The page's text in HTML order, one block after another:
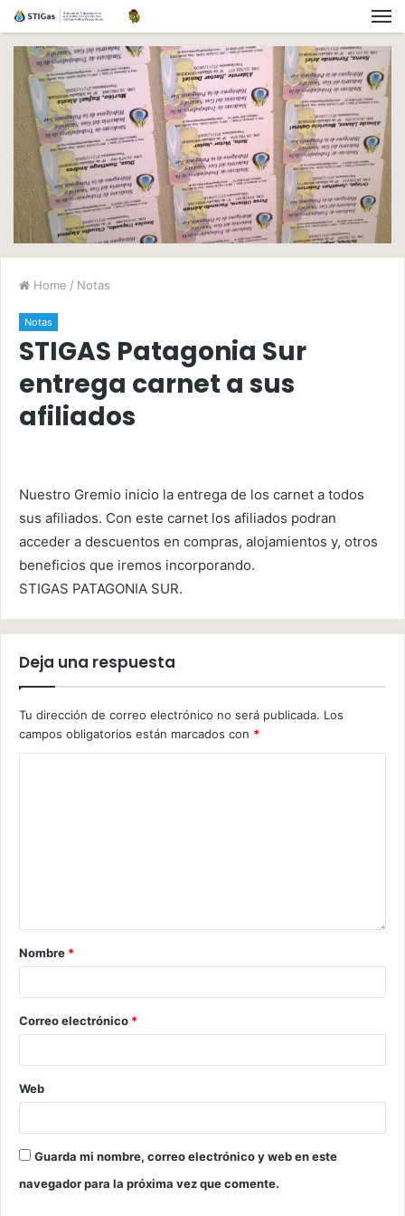
Home / Notas
Notas
STIGAS Patagonia Sur
entrega carnet a sus
afiliados
Nuestro Gremio inicio la entrega de los carnet a todos
sus afiliados. Con este carnet los afiliados podran
acceder a descuentos en compras, alojamientos y, otros
beneficios que iremos incorporando.
STIGAS PATAGONIA SUR.
Deja una respuesta
Tu dirección de correo electrónico no será publicada. Los
campos obligatorios están marcados con *
Nombre *
Correo electrónico *
Web
Guarda mi nombre, correo electrónico y web en este
navegador para la próxima vez que comente.